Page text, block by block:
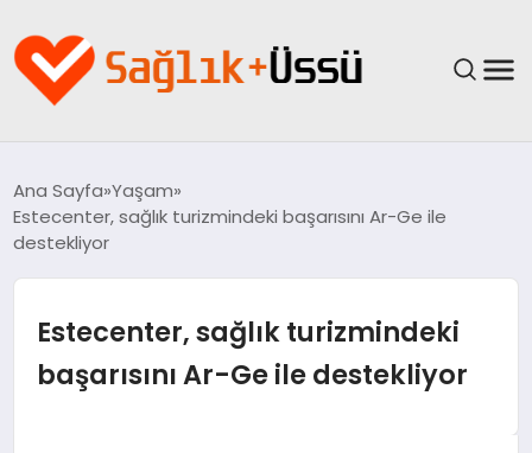
YAŞAM
Ana Sayfa Yaşam
Estecenter, sağlık turizmindeki başarısını Ar-Ge ile
destekliyor
Estecenter, sağlık turizmindeki
başarısını Ar-Ge ile destekliyor